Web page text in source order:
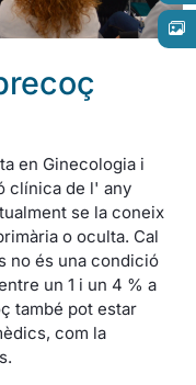
en Ginecologia i
clínica de l' any
se la coneix
o oculta. Cal
no és una condició
un 1 i un 4 % a
també pot estar
com la